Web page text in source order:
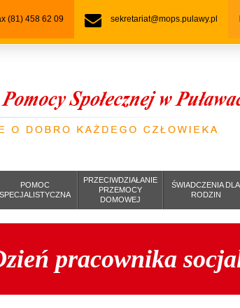
(81) 458 62 09 sekretariat@mops.pulawy.pl
POMOC
SPECJALISTYCZNA
PRZECIWDZIAŁANIE
PRZEMOCY
DOMOWEJ
ŚWIADCZENIA DLA
RODZIN
pracownika